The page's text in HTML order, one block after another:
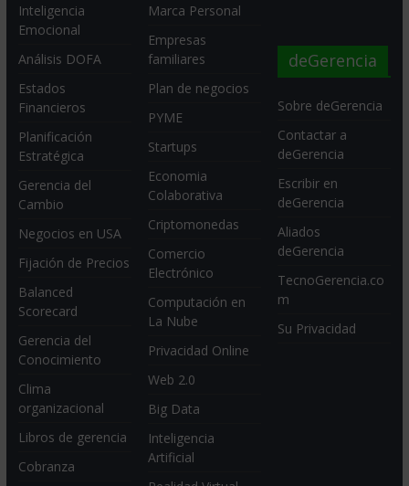
Inteligencia
Emocional
Análisis DOFA
Estados
Financieros
Planificación
Estratégica
Gerencia del
Cambio
Negocios en USA
Fijación de Precios
Balanced
Scorecard
Gerencia del
Conocimiento
Clima
organizacional
Libros de gerencia
Cobranza
Marca Personal
Empresas
familiares
Plan de negocios
PYME
Startups
Economia
Colaborativa
Criptomonedas
Comercio
Electrónico
Computación en
La Nube
Privacidad Online
Web 2.0
Big Data
Inteligencia
Artificial
deGerencia
Sobre deGerencia
Contactar a
deGerencia
Escribir en
deGerencia
Aliados
deGerencia
TecnoGerencia.co
m
Su Privacidad